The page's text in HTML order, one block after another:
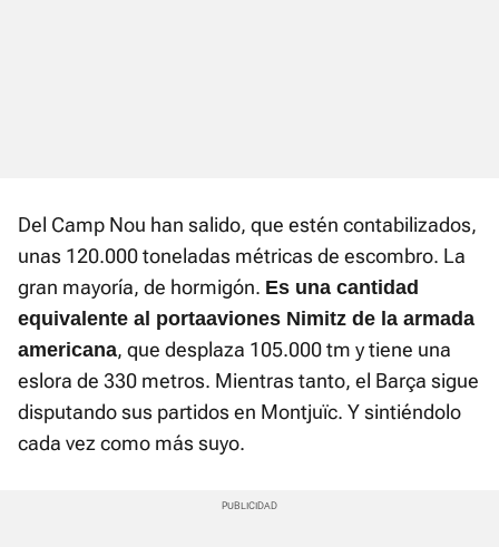
Del Camp Nou han salido, que estén contabilizados,
unas 120.000 toneladas métricas de escombro. La
gran mayoría, de hormigón. Es una cantidad
equivalente al portaaviones Nimitz de la armada
americana, que desplaza 105.000 tm y tiene una
eslora de 330 metros. Mientras tanto, el Barça sigue
disputando sus partidos en Montjuïc. Y sintiéndolo
cada vez como más suyo.